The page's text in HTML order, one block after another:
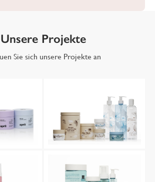
Unsere Projekte
Sie sich unsere Projekte an